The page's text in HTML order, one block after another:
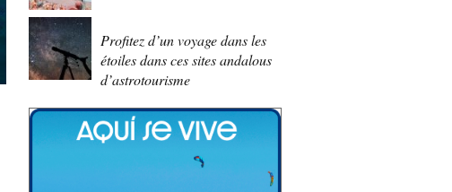
Profitez d’un voyage dans les
étoiles dans ces sites andalous
d’astrotourisme